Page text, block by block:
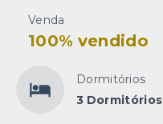
Venda
100% vendido
Dormitórios
3 Dormitórios